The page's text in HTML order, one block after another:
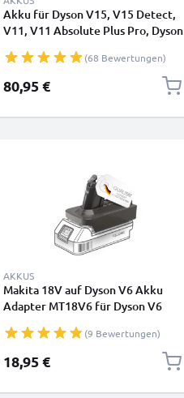
Akku für Dyson V15, V15 Detect,
V11, V11 Absolute Plus Pro, Dyson
Type A - Einsteckbarer Akku -
4000mAh von CELLONIC
(68 Bewertungen)
80,95 €
AKKUS
Makita 18V auf Dyson V6 Akku
Adapter MT18V6 für Dyson V6
(9 Bewertungen)
18,95 €